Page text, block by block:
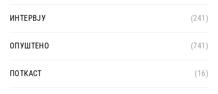
ИНТЕРВЈУ (241)
ОПУШТЕНО (741)
ПОТКАСТ (16)